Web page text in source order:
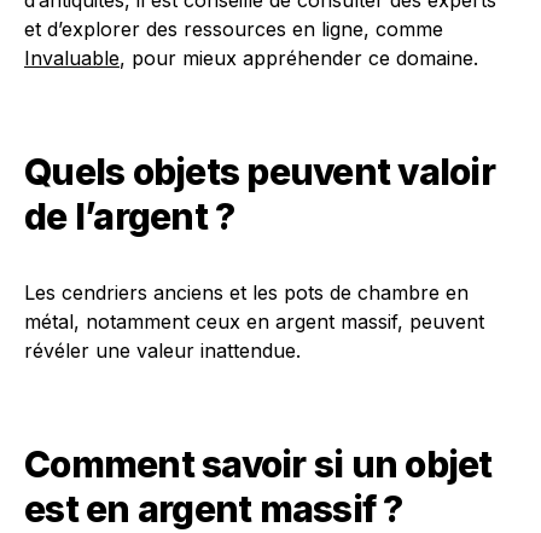
et d’explorer des ressources en ligne, comme
Invaluable, pour mieux appréhender ce domaine.
Quels objets peuvent valoir
de l’argent ?
Les cendriers anciens et les pots de chambre en
métal, notamment ceux en argent massif, peuvent
révéler une valeur inattendue.
Comment savoir si un objet
est en argent massif ?